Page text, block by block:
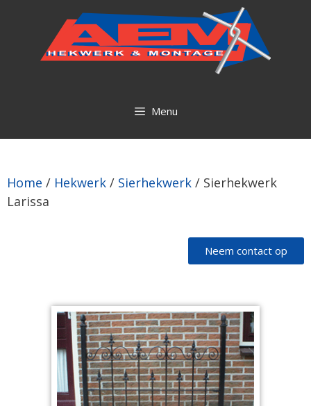
Menu
Home / Hekwerk / Sierhekwerk / Sierhekwerk
Larissa
Neem contact op